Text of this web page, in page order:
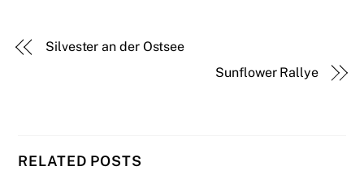
Silvester an der Ostsee
Sunflower Rallye
RELATED POSTS